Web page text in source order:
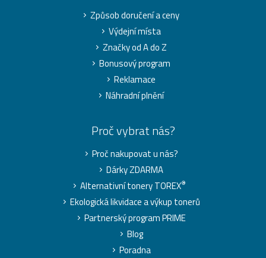
Způsob doručení a ceny
Výdejní místa
Značky od A do Z
Bonusový program
Reklamace
Náhradní plnění
Proč vybrat nás?
Proč nakupovat u nás?
Dárky ZDARMA
Alternativní tonery TOREX®
Ekologická likvidace a výkup tonerů
Partnerský program PRIME
Blog
Poradna